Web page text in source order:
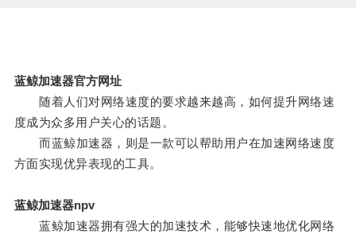
蓝鲸加速器官方网址
随着人们对网络速度的要求越来越高，如何提升网络速
度成为众多用户关心的话题。
而蓝鲸加速器，则是一款可以帮助用户在加速网络速度
方面实现优异表现的工具。
蓝鲸加速器npv
蓝鲸加速器拥有强大的加速技术，能够快速地优化网络